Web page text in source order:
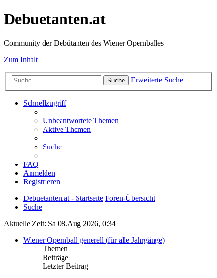
Debuetanten.at
Community der Debütanten des Wiener Opernballes
Zum Inhalt
Suche Erweiterte Suche
Schnellzugriff
Unbeantwortete Themen
Aktive Themen
Suche
FAQ
Anmelden
Registrieren
Debuetanten.at - Startseite Foren-Übersicht
Suche
Aktuelle Zeit: Sa 08.Aug 2026, 0:34
Wiener Opernball generell (für alle Jahrgänge)
Themen
Beiträge
Letzter Beitrag